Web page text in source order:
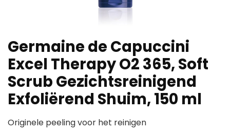
Germaine de Capuccini
Excel Therapy O2 365, Soft
Scrub Gezichtsreinigend
Exfoliërend Shuim, 150 ml
Originele peeling voor het reinigen